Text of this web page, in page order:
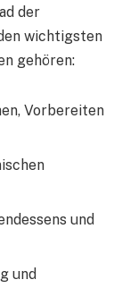
der
wichtigsten
gehören:
Vorbereiten
und
und